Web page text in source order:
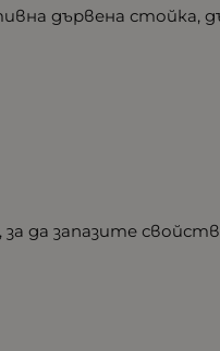
дървена стойка,
да запазите